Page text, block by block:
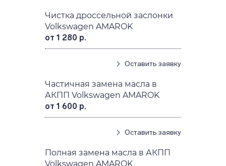
Чистка дроссельной заслонки
Volkswagen AMAROK
от 1 280 р.
Оставить заявку
Частичная замена масла в
АКПП Volkswagen AMAROK
от 1 600 р.
Оставить заявку
Полная замена масла в АКПП
Volkswagen AMAROK